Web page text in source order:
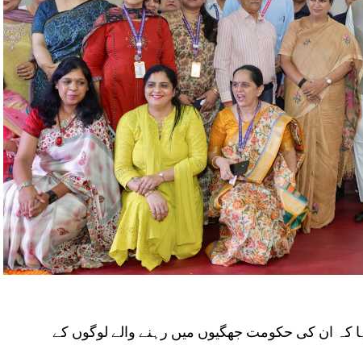
کہ ان کی حکومت جھگیوں میں رہنے والے لوگوں کے